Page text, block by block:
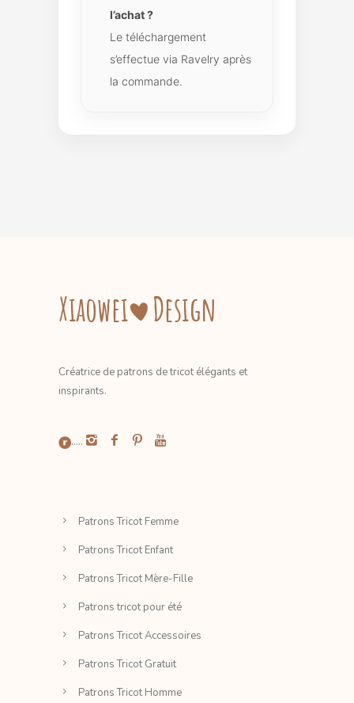
l’achat ?
Le téléchargement
s’effectue via Ravelry après
la commande.
Créatrice de patrons de tricot élégants et
inspirants.
.....
Patrons Tricot Femme
Patrons Tricot Enfant
Patrons Tricot Mère-Fille
Patrons tricot pour été
Patrons Tricot Accessoires
Patrons Tricot Gratuit
Patrons Tricot Homme